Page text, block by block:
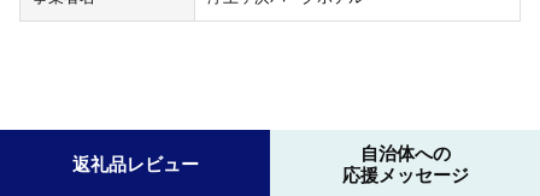
返礼品レビュー
自治体への
応援メッセージ